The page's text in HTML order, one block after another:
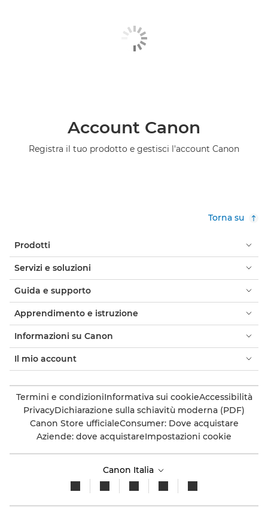
Account Canon
Registra il tuo prodotto e gestisci l'account Canon
Torna su
Prodotti
Servizi e soluzioni
Guida e supporto
Apprendimento e istruzione
Informazioni su Canon
Il mio account
Termini e condizioniInformativa sui cookieAccessibilità
PrivacyDichiarazione sulla schiavitù moderna (PDF)
Canon Store ufficialeConsumer: Dove acquistare
Aziende: dove acquistareImpostazioni cookie
Canon Italia